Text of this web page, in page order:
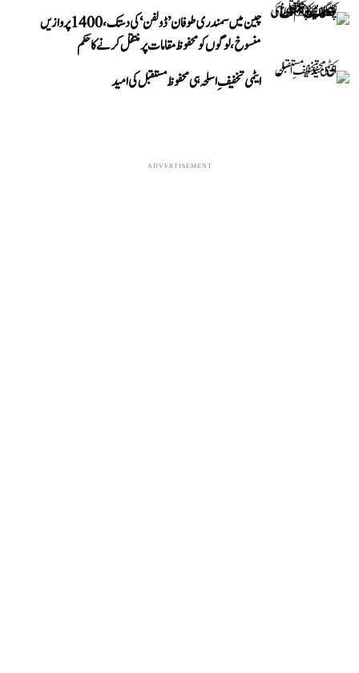
چین میں سمندری طوفان ’ڈولفن‘ کی دستک، 1400 پروازیں
منسوخ، لوگوں کو محفوظ مقامات پر منتقل کرنے کا حکم
ایٹمی تخفیفِ اسلحہ ہی محفوظ مستقبل کی امید
ADVERTISEMENT